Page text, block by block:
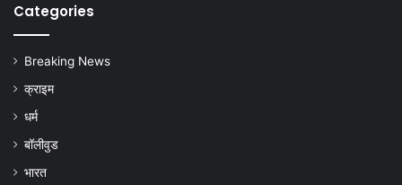
Categories
Breaking News
क्राइम
धर्म
बॉलीवुड
भारत